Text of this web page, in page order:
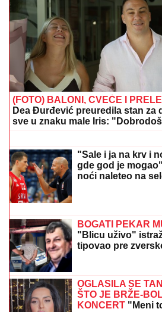
MILICA NAMAMILA PEKARA (73)
ODNOSA, PA GA ZVERSKI
Otkrivamo detalje ubistva na
KRV: Izdahnuo u najgorim
osumnjičeni pljačkali
VELIKA RADOST
se porodila i na
njegovo ime ima
SIN MILENE
LEPOTANUslikala
čimese bave njeni
prava ISTINA
DOJAVA O BOMBI NA
u Prištini: Sve vrvi od policije